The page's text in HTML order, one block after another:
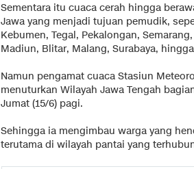
Sementara itu cuaca cerah hingga
Jawa yang menjadi tujuan pemudik,
Kebumen, Tegal, Pekalongan,
Madiun, Blitar, Malang, Surabaya,
Namun pengamat cuaca Stasiun
menuturkan Wilayah Jawa Tengah
Jumat (15/6) pagi.
Sehingga ia mengimbau warga yang
terutama di wilayah pantai yang